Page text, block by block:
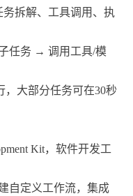
拆解、工具调用、执
任务 → 调用工具/模
，大部分任务可在30秒
Kit，软件开发工
自定义工作流，集成